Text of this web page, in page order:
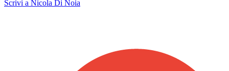
Scrivi a Nicola Di Noia